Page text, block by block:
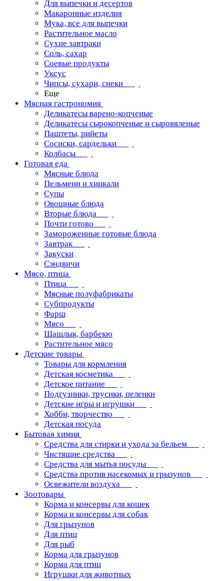
Для выпечки и десертов
Макаронные изделия
Мука, все для выпечки
Растительное масло
Сухие завтраки
Соль, сахар
Соевые продукты
Уксус
Чипсы, сухари, снеки
Еще
Мясная гастрономия
Деликатесы варено-копченые
Деликатесы сырокопченые и сыровяленые
Паштеты, рийеты
Сосиски, сардельки
Колбасы
Готовая еда
Мясные блюда
Пельмени и хинкали
Супы
Овощные блюда
Вторые блюда
Почти готово
Замороженные готовые блюда
Завтрак
Закуски
Сэндвичи
Мясо, птица
Птица
Мясные полуфабрикаты
Субпродукты
Фарш
Мясо
Шашлык, барбекю
Растительное мясо
Детские товары
Товары для кормления
Детская косметика
Детское питание
Подгузники, трусики, пеленки
Детские игры и игрушки
Хобби, творчество
Детская посуда
Бытовая химия
Средства для стирки и ухода за бельем
Чистящие средства
Средства для мытья посуды
Средства против насекомых и грызунов
Освежители воздуха
Зоотовары
Корма и консервы для кошек
Корма и консервы для собак
Для грызунов
Для птиц
Для рыб
Корма для грызунов
Корма для птиц
Игрушки для животных